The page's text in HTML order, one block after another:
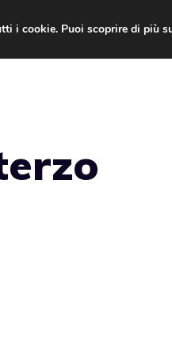
i cookie. Puoi scoprire di più